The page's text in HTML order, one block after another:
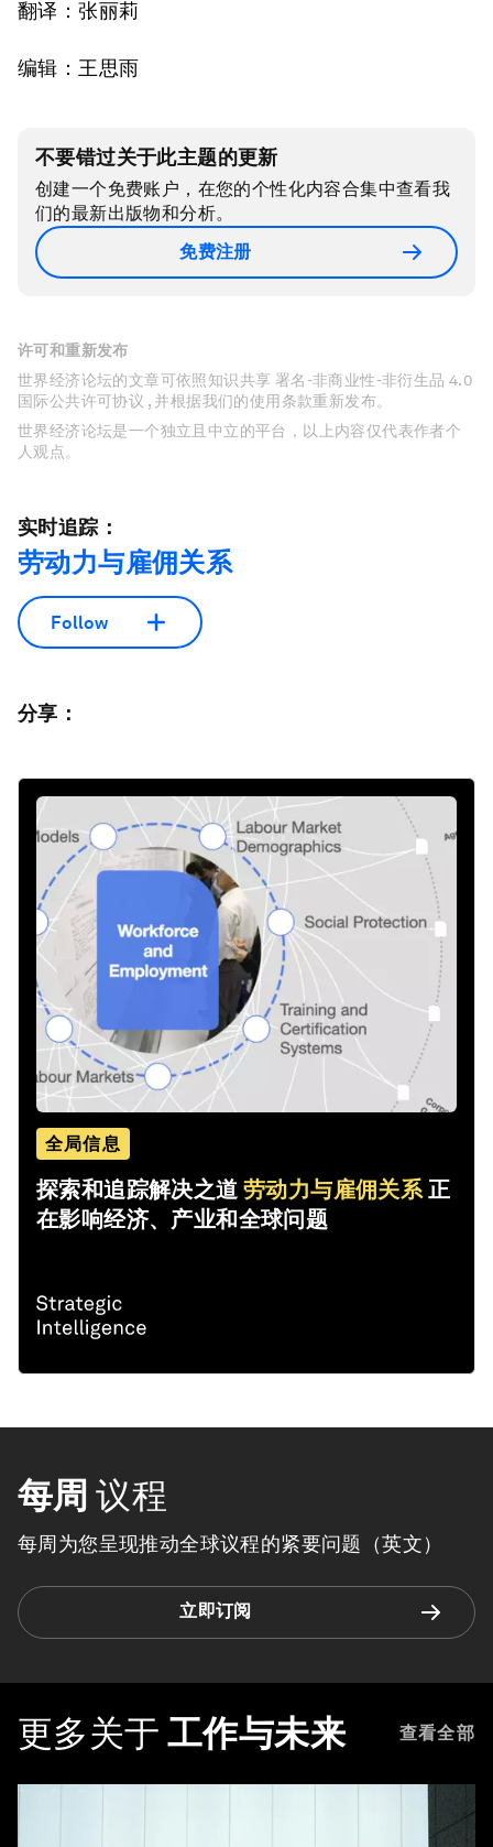
翻译：张丽莉
编辑：王思雨
不要错过关于此主题的更新
创建一个免费账户，在您的个性化内容合集中查看我
们的最新出版物和分析。
免费注册
许可和重新发布
世界经济论坛的文章可依照知识共享 署名-非商业性-非衍生品 4.0
国际公共许可协议 , 并根据我们的使用条款重新发布。
世界经济论坛是一个独立且中立的平台，以上内容仅代表作者个
人观点。
实时追踪：
劳动力与雇佣关系
Follow
分享：
全局信息
探索和追踪解决之道 劳动力与雇佣关系 正
在影响经济、产业和全球问题
每周 议程
每周为您呈现推动全球议程的紧要问题（英文）
立即订阅
更多关于 工作与未来 查看全部